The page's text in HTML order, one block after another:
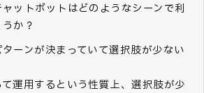
ットボットはどのようなシーンで利
か？
ーンが決まっていて選択肢が少ない
て運用するという性質上、選択肢が少